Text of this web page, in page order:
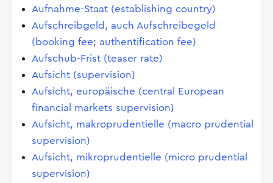
Aufnahme-Staat (establishing country)
Aufschreibgeld, auch Aufschreibegeld
(booking fee; authentification fee)
Aufschub-Frist (teaser rate)
Aufsicht (supervision)
Aufsicht, europäische (central European
financial markets supervision)
Aufsicht, makroprudentielle (macro prudential
supervision)
Aufsicht, mikroprudentielle (micro prudential
supervision)